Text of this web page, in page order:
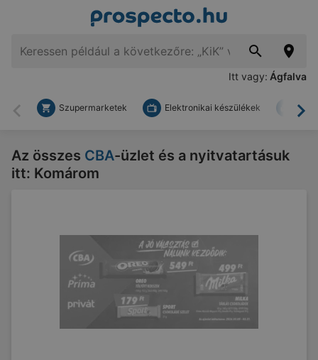
Itt vagy: Ágfalva
Vissza
Szupermarketek Elektronikai készülékek
Az összes CBA-üzlet és a nyitvatartásuk
itt: Komárom